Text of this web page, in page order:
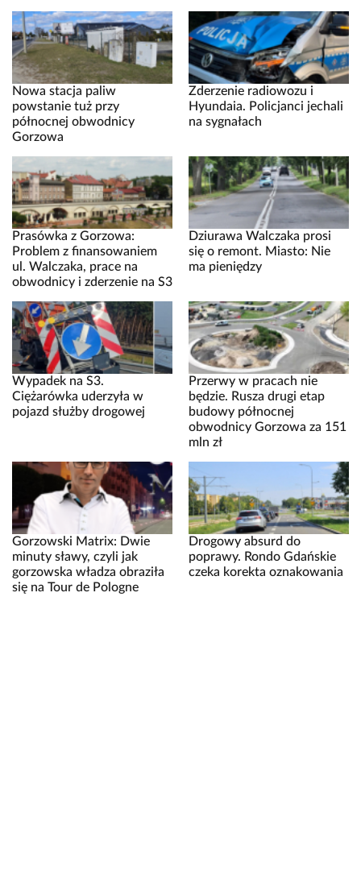
Nowa stacja paliw
powstanie tuż przy
północnej obwodnicy
Gorzowa
Zderzenie radiowozu i
Hyundaia. Policjanci jechali
na sygnałach
Prasówka z Gorzowa:
Problem z finansowaniem
ul. Walczaka, prace na
obwodnicy i zderzenie na S3
Dziurawa Walczaka prosi
się o remont. Miasto: Nie
ma pieniędzy
Wypadek na S3.
Ciężarówka uderzyła w
pojazd służby drogowej
Przerwy w pracach nie
będzie. Rusza drugi etap
budowy północnej
obwodnicy Gorzowa za 151
mln zł
Gorzowski Matrix: Dwie
minuty sławy, czyli jak
gorzowska władza obraziła
się na Tour de Pologne
Drogowy absurd do
poprawy. Rondo Gdańskie
czeka korekta oznakowania